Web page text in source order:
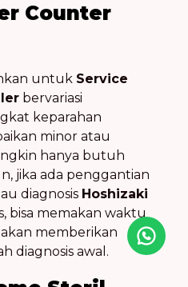
Counter
untuk Service
bervariasi
keparahan
minor atau
hanya butuh
jika ada penggantian
diagnosis Hoshizaki
bisa memakan waktu
memberikan
diagnosis awal.